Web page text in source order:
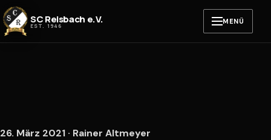
Zum Inhalt springen
SC Reisbach e.V.
EST. 1946 MENÜ
26. März 2021 · Rainer Altmeyer